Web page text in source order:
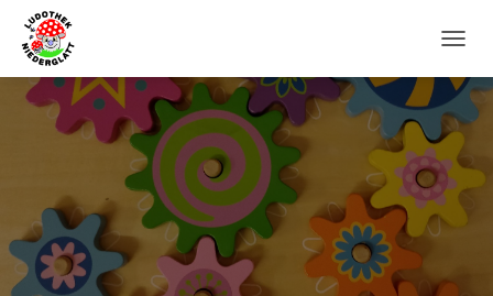
A
V
I
A
T
M